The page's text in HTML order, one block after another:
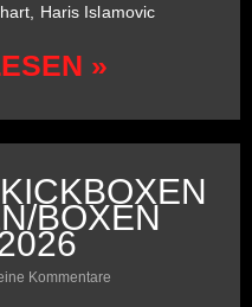
Haris Islamovic
»
BOXEN
Kommentare